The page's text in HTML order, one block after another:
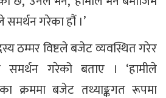
गरेका हौं ।’
ठम्मर विष्टले बजेट व्यवस्थित गरेर
गरेको बताए । ‘हामीले
क्रममा बजेट तथ्याङ्कगत रूपमा